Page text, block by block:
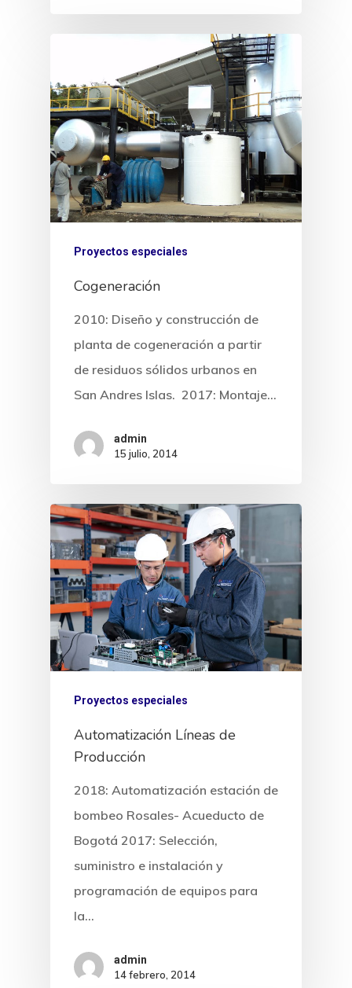
Proyectos especiales
Cogeneración
2010: Diseño y construcción de
planta de cogeneración a partir
de residuos sólidos urbanos en
San Andres Islas. 2017: Montaje…
admin
15 julio, 2014
Proyectos especiales
Automatización Líneas de
Producción
2018: Automatización estación de
bombeo Rosales- Acueducto de
Bogotá 2017: Selección,
suministro e instalación y
programación de equipos para
la…
admin
14 febrero, 2014
3816116 / 321-3430569
Inicio
Servicios
Proyectos
Tienda Virtual